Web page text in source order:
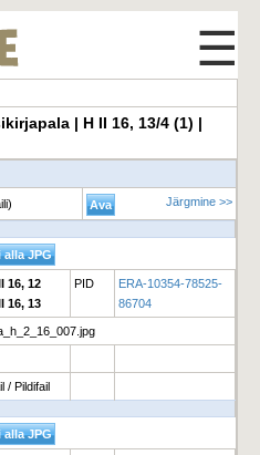
☰
| H II 16, 13/4 (1) |
Järgmine >>
16, 12
16, 13
PID
ERA-10354-78525-
86704
/ Pildifail